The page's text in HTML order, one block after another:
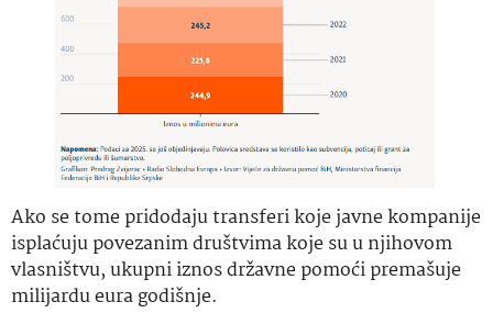
Ako se tome pridodaju transferi koje javne kompanije
isplaćuju povezanim društvima koje su u njihovom
vlasništvu, ukupni iznos državne pomoći premašuje
milijardu eura godišnje.